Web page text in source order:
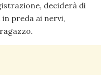
deciderà di
in preda ai nervi,